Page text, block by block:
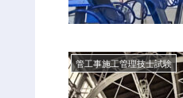
管工事施工管理技士試験